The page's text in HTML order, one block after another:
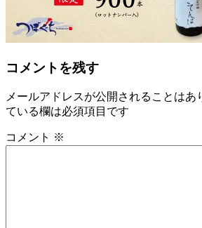
コメントを残す
メールアドレスが公開されることはあ
ている欄は必須項目です
コメント ※